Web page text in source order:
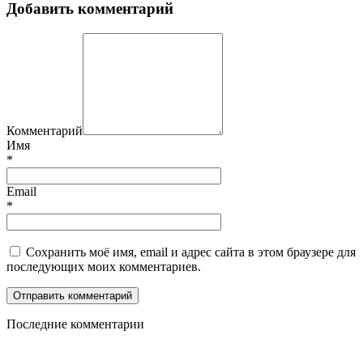
Добавить комментарий
Комментарий
Имя
*
Email
*
Сохранить моё имя, email и адрес сайта в этом браузере для
последующих моих комментариев.
Последние комментарии